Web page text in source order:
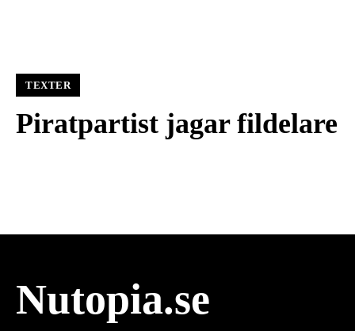
TEXTER
Piratpartist jagar fildelare
Nutopia.se